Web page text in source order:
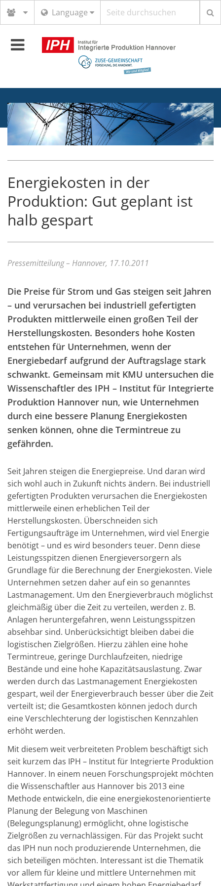
Language
Toggle
navigation
Energiekosten in der
Produktion: Gut geplant ist
halb gespart
Pressemitteilung – Hannover, 17.10.2011
Die Preise für Strom und Gas steigen seit Jahren
– und verursachen bei industriell gefertigten
Produkten mittlerweile einen großen Teil der
Herstellungskosten. Besonders hohe Kosten
entstehen für Unternehmen, wenn der
Energiebedarf aufgrund der Auftragslage stark
schwankt. Gemeinsam mit KMU untersuchen die
Wissenschaftler des IPH – Institut für Integrierte
Produktion Hannover nun, wie Unternehmen
durch eine bessere Planung Energiekosten
senken können, ohne die Termintreue zu
gefährden.
Seit Jahren steigen die Energiepreise. Und daran wird
sich wohl auch in Zukunft nichts ändern. Bei industriell
gefertigten Produkten verursachen die Energiekosten
mittlerweile einen erheblichen Teil der
Herstellungskosten. Überschneiden sich
Fertigungsaufträge im Unternehmen, wird viel Energie
benötigt – und es wird besonders teuer. Denn diese
Leistungsspitzen dienen Energieversorgern als
Grundlage für die Berechnung der Energiekosten. Viele
Unternehmen setzen daher auf ein so genanntes
Lastmanagement. Um den Energieverbrauch möglichst
gleichmäßig über die Zeit zu verteilen, werden z. B.
Anlagen heruntergefahren, wenn Leistungsspitzen
absehbar sind. Unberücksichtigt bleiben dabei die
logistischen Zielgrößen. Hierzu zählen eine hohe
Termintreue, geringe Durchlaufzeiten, niedrige
Bestände und eine hohe Kapazitätsauslastung. Zwar
werden durch das Lastmanagement Energiekosten
gespart, weil der Energieverbrauch besser über die Zeit
verteilt ist; die Gesamtkosten können jedoch durch
eine Verschlechterung der logistischen Kennzahlen
erhöht werden.
Mit diesem weit verbreiteten Problem beschäftigt sich
seit kurzem das IPH – Institut für Integrierte Produktion
Hannover. In einem neuen Forschungsprojekt möchten
die Wissenschaftler aus Hannover bis 2013 eine
Methode entwickeln, die eine energiekostenorientierte
Planung der Belegung von Maschinen
(Belegungsplanung) ermöglicht, ohne logistische
Zielgrößen zu vernachlässigen. Für das Projekt sucht
das IPH nun noch produzierende Unternehmen, die
sich beteiligen möchten. Interessant ist die Thematik
vor allem für kleine und mittlere Unternehmen mit